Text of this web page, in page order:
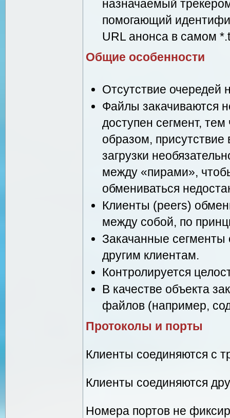
назначаемый
помогающий
URL анонса в самом
Общие особенности
Отсутствие очередей
Файлы закачиваются
доступен сегмент,
образом,
загрузки
между «пирами»,
обмениваться
Клиенты (peers)
между собой, по
Закачанные сегменты
другим клиентам.
Контролируется
В качестве объекта
файлов (например,
Протоколы и порты
Клиенты соединяются с
Клиенты соединяются
Номера портов не